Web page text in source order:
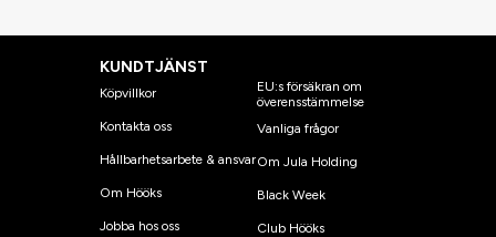
KUNDTJÄNST
Köpvillkor
Kontakta oss
Hållbarhetsarbete & ansvar
Om Hööks
Jobba hos oss
EU:s försäkran om
överensstämmelse
Vanliga frågor
Om Jula Holding
Black Week
Club Hööks